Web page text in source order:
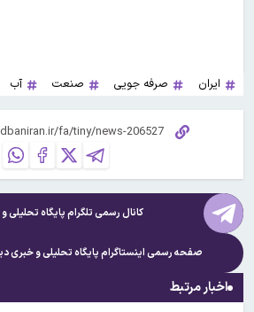
ایران صرفه جویی صنعت آب
کانال رسمی تلگرام پایگاه تحلیلی
صفحه رسمی اینستاگرام پایگاه تحلیلی و خبری
اخبار مرتبط